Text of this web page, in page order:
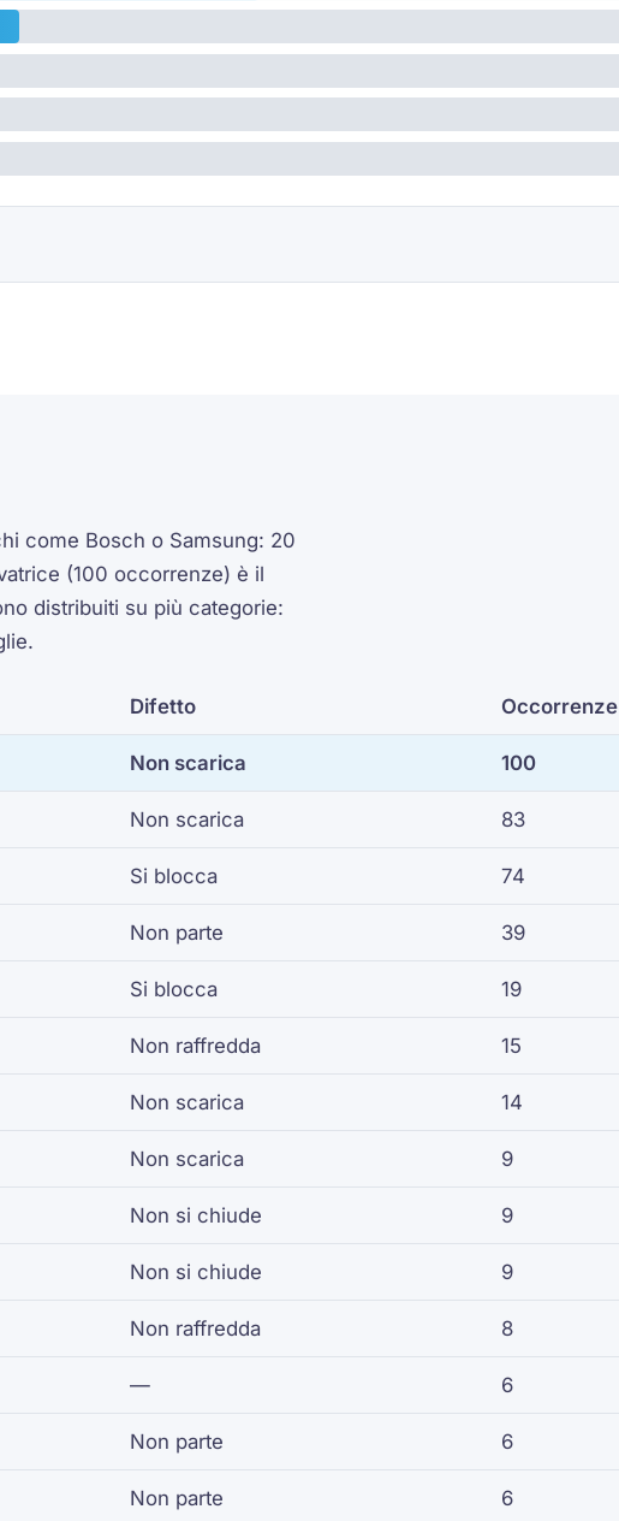
come Bosch o Samsung: 20
(100 occorrenze) è il
distribuiti su più categorie:
Difetto Occorrenze
Non scarica 100
Non scarica 83
Si blocca 74
Non parte 39
Si blocca 19
Non raffredda 15
Non scarica 14
Non scarica 9
Non si chiude 9
Non si chiude 9
Non raffredda 8
— 6
Non parte 6
Non parte 6